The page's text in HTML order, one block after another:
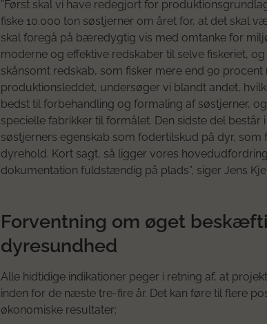
”Først skal vi have redegjort for
fiske 10.000 ton søstjerner om året for, at det skal
skal foregå på bæredygtig vis med omtanke for
moderne og effektive redskaber til selve fiskeriet,
skånsomt redskab, som fisker mere end 90 procent
produktionsleddet, undersøger vi blandt andet,
bedst til forbehandling og formaling af søstjerner,
specielle fabrikker til formålet. Den sidste del
søstjerners egenskab som fodertilskud på dyr,
dyrehold. Kort sagt, så ligger vores
dokumentation fuldstændig på plads”, siger Jens
Forventning om øget
dyresundhed
Alle hidtidige indikationer peger i retning af, at
inden for de næste tre-fire år. Det kan føre til flere
økonomiske resultater: